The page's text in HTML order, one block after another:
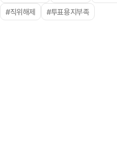
#직위해제
#투표용지부족